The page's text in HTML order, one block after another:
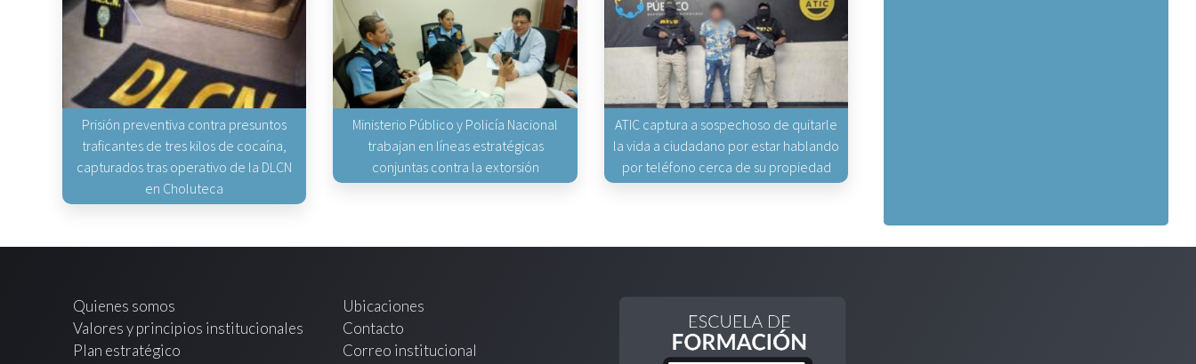
Prisión preventiva contra presuntos
traficantes de tres kilos de cocaína,
capturados tras operativo de la DLCN
en Choluteca
Ministerio Público y Policía Nacional
trabajan en líneas estratégicas
conjuntas contra la extorsión
ATIC captura a sospechoso de quitarle
la vida a ciudadano por estar hablando
por teléfono cerca de su propiedad
Quienes somos
Valores y principios institucionales
Plan estratégico
Ubicaciones
Contacto
Correo institucional